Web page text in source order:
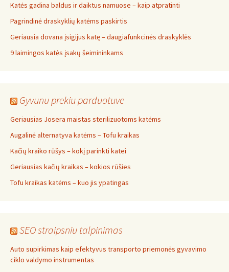
Katės gadina baldus ir daiktus namuose – kaip atpratinti
Pagrindinė draskyklių katėms paskirtis
Geriausia dovana įsigijus katę – daugiafunkcinės draskyklės
9 laimingos katės įsakų šeimininkams
Gyvunu prekiu parduotuve
Geriausias Josera maistas sterilizuotoms katėms
Augalinė alternatyva katėms – Tofu kraikas
Kačių kraiko rūšys – kokį parinkti katei
Geriausias kačių kraikas – kokios rūšies
Tofu kraikas katėms – kuo jis ypatingas
SEO straipsniu talpinimas
Auto supirkimas kaip efektyvus transporto priemonės gyvavimo
ciklo valdymo instrumentas